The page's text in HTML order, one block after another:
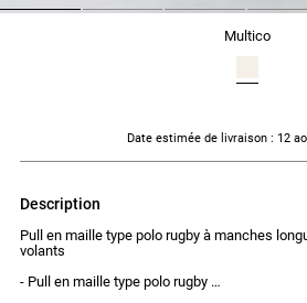
multico
Date estimée de livraison: 12
description
Pull en maille type polo rugby à manches
volants
- Pull en maille type polo rugby